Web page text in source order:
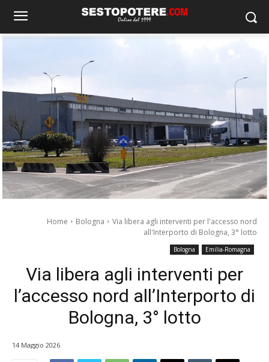
Home Bologna
Via libera agli interventi per l'accesso nord
all'Interporto di Bologna, 3° lotto
Bologna Emilia-Romagna
Via libera agli interventi per
l’accesso nord all’Interporto di
Bologna, 3° lotto
14 Maggio 2026